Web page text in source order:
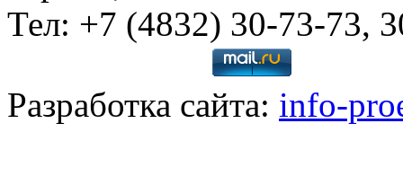
Тел: +7 (4832) 30-73-73,
Разработка сайта: info-